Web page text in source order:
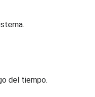
del tiempo.